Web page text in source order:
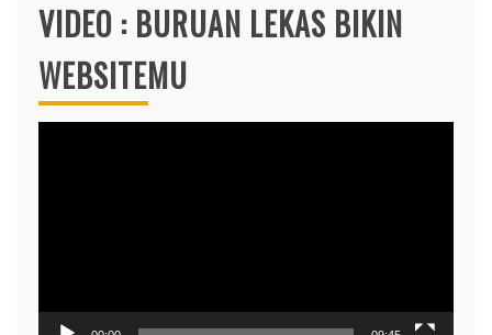
VIDEO : BURUAN LEKAS BIKIN
WEBSITEMU